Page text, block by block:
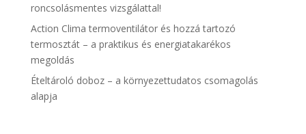
roncsolásmentes vizsgálattal!
Action Clima termoventilátor és hozzá tartozó
termosztát – a praktikus és energiatakarékos
megoldás
Ételtároló doboz – a környezettudatos csomagolás
alapja